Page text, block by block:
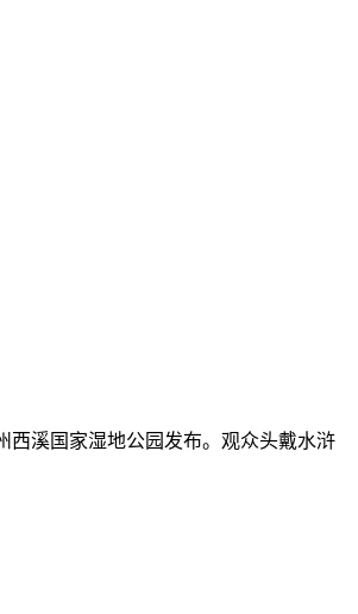
西溪国家湿地公园发布。观众头戴水浒